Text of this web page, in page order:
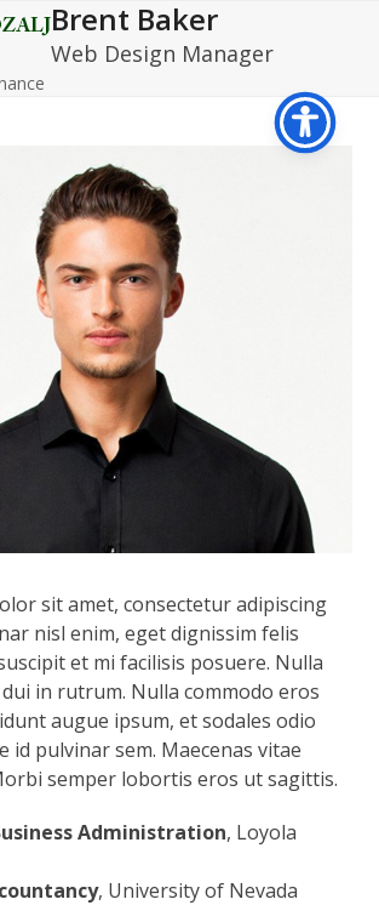
Brent Baker
Web Design Manager
sit amet, consectetur adipiscing
nisl enim, eget dignissim felis
et mi facilisis posuere. Nulla
in rutrum. Nulla commodo eros
augue ipsum, et sodales odio
id pulvinar sem. Maecenas vitae
semper lobortis eros ut sagittis.
Administration, Loyola
, University of Nevada